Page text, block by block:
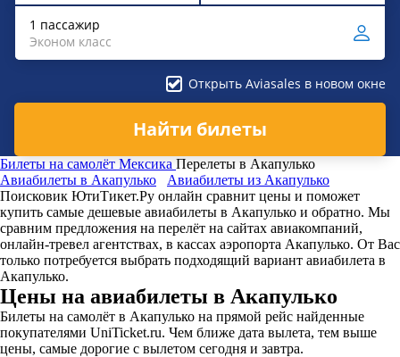
1 пассажир
Эконом класс
Открыть Aviasales в новом окне
Найти билеты
Билеты на самолёт Мексика Перелеты в Акапулько
Авиабилеты в Акапулько
Авиабилеты из Акапулько
Поисковик ЮтиТикет.Ру онлайн сравнит цены и поможет
купить самые дешевые авиабилеты в Акапулько и обратно. Мы
сравним предложения на перелёт на сайтах авиакомпаний,
онлайн-тревел агентствах, в кассах аэропорта Акапулько. От Вас
только потребуется выбрать подходящий вариант авиабилета в
Акапулько.
Цены на авиабилеты в Акапулько
Билеты на самолёт в Акапулько на прямой рейс найденные
покупателями UniTicket.ru. Чем ближе дата вылета, тем выше
цены, самые дорогие с вылетом сегодня и завтра.